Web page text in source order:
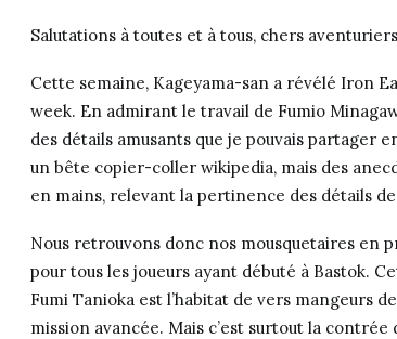
Salutations à toutes et à tous, chers
Cette semaine, Kageyama-san a révélé Iron
week. En admirant le travail de Fumio
des détails amusants que je pouvais partager
un bête copier-coller wikipedia, mais des
en mains, relevant la pertinence des détails
Nous retrouvons donc nos mousquetaires en
pour tous les joueurs ayant débuté à Bastok.
Fumi Tanioka est l’habitat de vers mangeurs
mission avancée. Mais c’est surtout la